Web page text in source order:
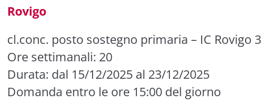
Rovigo
cl.conc. posto sostegno primaria – IC Rovigo 3
Ore settimanali: 20
Durata: dal 15/12/2025 al 23/12/2025
Domanda entro le ore 15:00 del giorno